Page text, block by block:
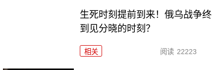
生死时刻提前到来！俄乌战争终
到见分晓的时刻？
相关 阅读 22223